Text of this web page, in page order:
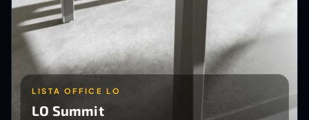
LISTA OFFICE LO
LO Summit